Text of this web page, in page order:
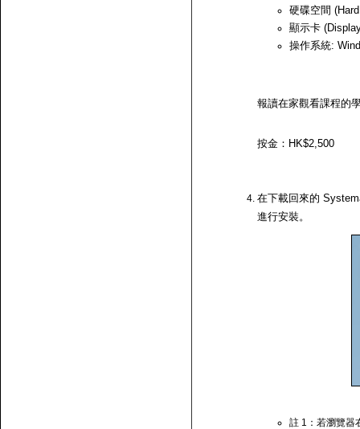
硬碟空間
顯示卡
操作系統:
報讀在家觀看課程的
按金：HK$2,500
在下載回來的
進行安裝。
註 1：若瀏覽器